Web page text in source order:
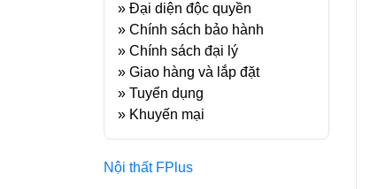
» Đại diện độc quyền
» Chính sách bảo hành
» Chính sách đại lý
» Giao hàng và lắp đặt
» Tuyển dụng
» Khuyến mại
Nội thất FPlus